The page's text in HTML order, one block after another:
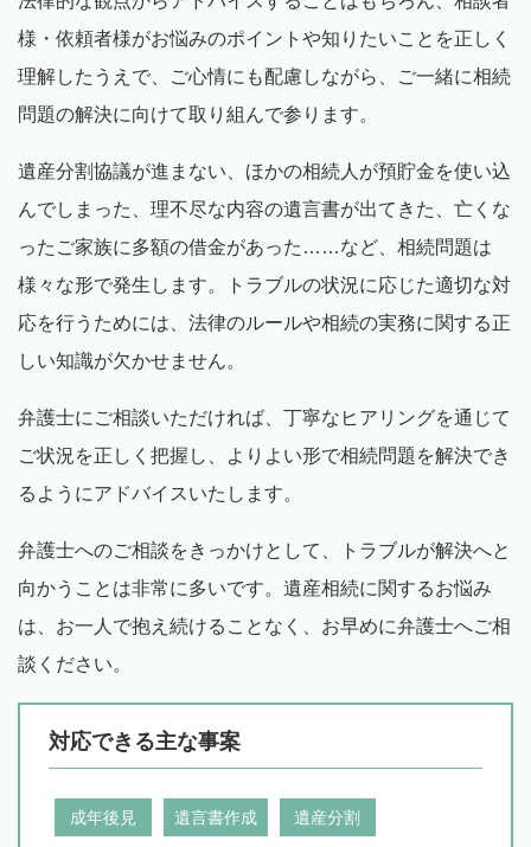
様・依頼者様がお悩みのポイントや知りたいことを正しく
理解したうえで、ご心情にも配慮しながら、ご一緒に相続
問題の解決に向けて取り組んで参ります。
遺産分割協議が進まない、ほかの相続人が預貯金を使い込
んでしまった、理不尽な内容の遺言書が出てきた、亡くな
ったご家族に多額の借金があった……など、相続問題は
様々な形で発生します。トラブルの状況に応じた適切な対
応を行うためには、法律のルールや相続の実務に関する正
しい知識が欠かせません。
弁護士にご相談いただければ、丁寧なヒアリングを通じて
ご状況を正しく把握し、よりよい形で相続問題を解決でき
るようにアドバイスいたします。
弁護士へのご相談をきっかけとして、トラブルが解決へと
向かうことは非常に多いです。遺産相続に関するお悩み
は、お一人で抱え続けることなく、お早めに弁護士へご相
談ください。
対応できる主な事案
成年後見 遺言書作成 遺産分割